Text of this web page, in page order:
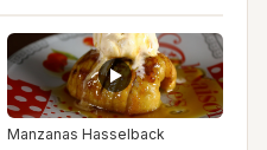
Manzanas Hasselback